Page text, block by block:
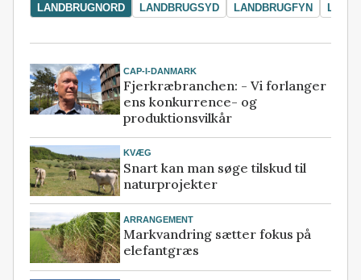
LANDBRUGNORD LANDBRUGSYD LANDBRUGFYN
CAP-I-DANMARK
Fjerkræbranchen: - Vi forlanger
ens konkurrence- og
produktionsvilkår
KVÆG
Snart kan man søge tilskud til
naturprojekter
ARRANGEMENT
Markvandring sætter fokus på
elefantgræs